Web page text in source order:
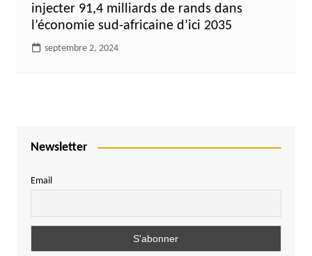
injecter 91,4 milliards de rands dans
l’économie sud-africaine d’ici 2035
septembre 2, 2024
Newsletter
Email